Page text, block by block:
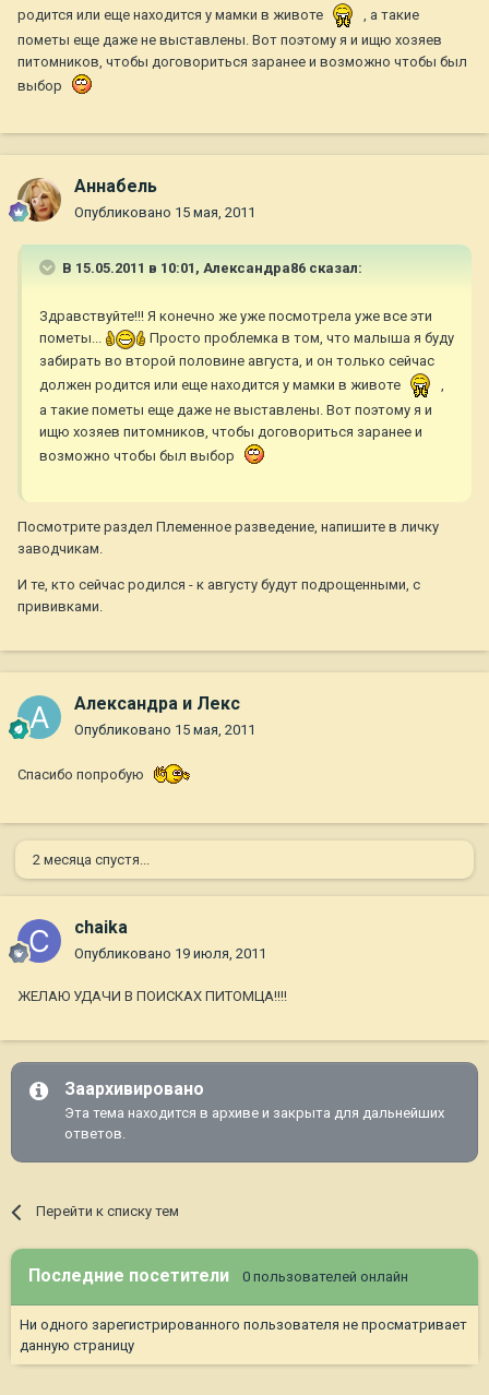
родится или еще находится у мамки в животе
, а такие
пометы еще даже не выставлены. Вот поэтому я и ищю хозяев
питомников, чтобы договориться заранее и возможно чтобы был
выбор
Aннaбель
Опубликовано 15 мая, 2011
В 15.05.2011 в 10:01, Александра86 сказал:
Здравствуйте!!! Я конечно же уже посмотрела уже все эти
пометы...
Просто проблемка в том, что малыша я буду
забирать во второй половине августа, и он только сейчас
должен родится или еще находится у мамки в животе
а такие пометы еще даже не выставлены. Вот поэтому я и
ищю хозяев питомников, чтобы договориться заранее и
возможно чтобы был выбор
Посмотрите раздел Племенное разведение, напишите в личку
заводчикам.
И те, кто сейчас родился - к августу будут подрощенными, с
прививками.
Александра и Лекс
Опубликовано 15 мая, 2011
Спасибо попробую
2 месяца спустя...
chaika
Опубликовано 19 июля, 2011
ЖЕЛАЮ УДАЧИ В ПОИСКАХ ПИТОМЦА!!!!
Заархивировано
Эта тема находится в архиве и закрыта для дальнейших
ответов.
Перейти к списку тем
Последние посетители 0 пользователей онлайн
Ни одного зарегистрированного пользователя не просматривает
данную страницу